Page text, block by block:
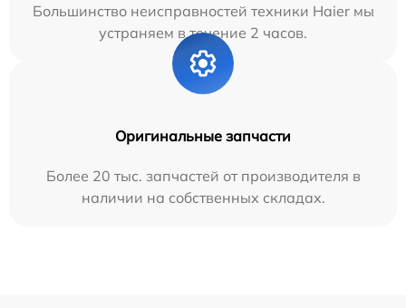
Большинство неисправностей техники Haier мы
устраняем в течение 2 часов.
Оригинальные запчасти
Более 20 тыс. запчастей от производителя в
наличии на собственных складах.